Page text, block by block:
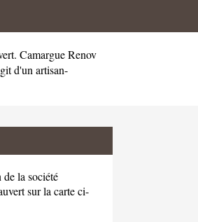
Camargue Renov
d'un artisan-
la société
sur la carte ci-